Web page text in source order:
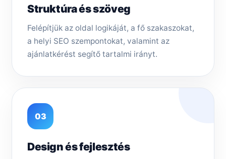
Struktúra és szöveg
Felépítjük az oldal logikáját, a fő szakaszokat,
a helyi SEO szempontokat, valamint az
ajánlatkérést segítő tartalmi irányt.
03
Design és fejlesztés